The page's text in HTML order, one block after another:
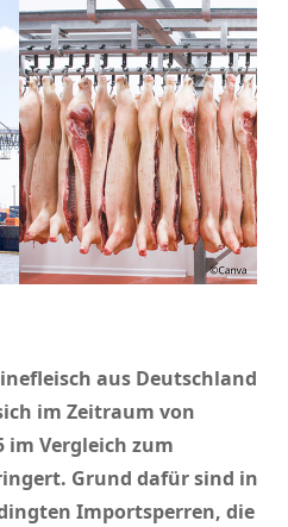
aus Deutschland
im Zeitraum von
im Vergleich zum
Grund dafür sind in
Importsperren, die